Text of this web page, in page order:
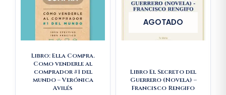
Libro: Ella Compra.
Como venderle al
comprador #1 del
mundo – Verónica
Avilés
AGOTADO
Libro El Secreto del
Guerrero (Novela) –
Francisco Rengifo